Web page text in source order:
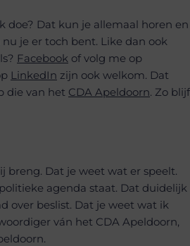
doe? Dat kun je allemaal horen en
je er toch bent. Like dan ook
Facebook of volg me op
LinkedIn zijn ook welkom. Dat
die van het CDA Apeldoorn. Zo blijf
breng. Dat je weet wat er speelt.
agenda staat. Dat duidelijk
over beslist. Dat je weet wat ik
ván het CDA Apeldoorn,